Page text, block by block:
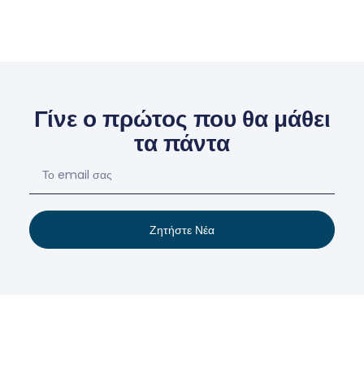
Γίνε ο πρώτος που θα μάθει
τα πάντα
Ζητήστε Νέα